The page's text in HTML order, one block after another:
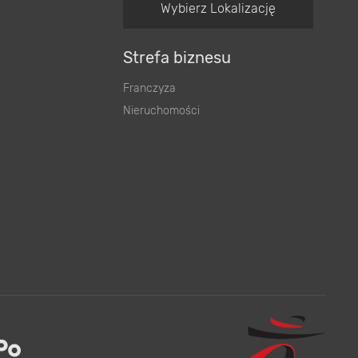
Wybierz Lokalizację
Strefa biznesu
Franczyza
Nieruchomości